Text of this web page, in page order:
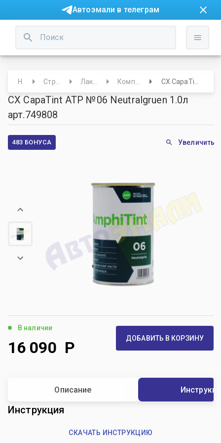
Автоэмали в телеграм
CX CapaTint ATP №06 Neutralgruen 1.0л
арт.749808
483 БОНУСА Увеличить
В наличии
16 090 Р ДОБАВИТЬ В КОРЗИНУ
Описание
Инструкция
СКАЧАТЬ ИНСТРУКЦИЮ